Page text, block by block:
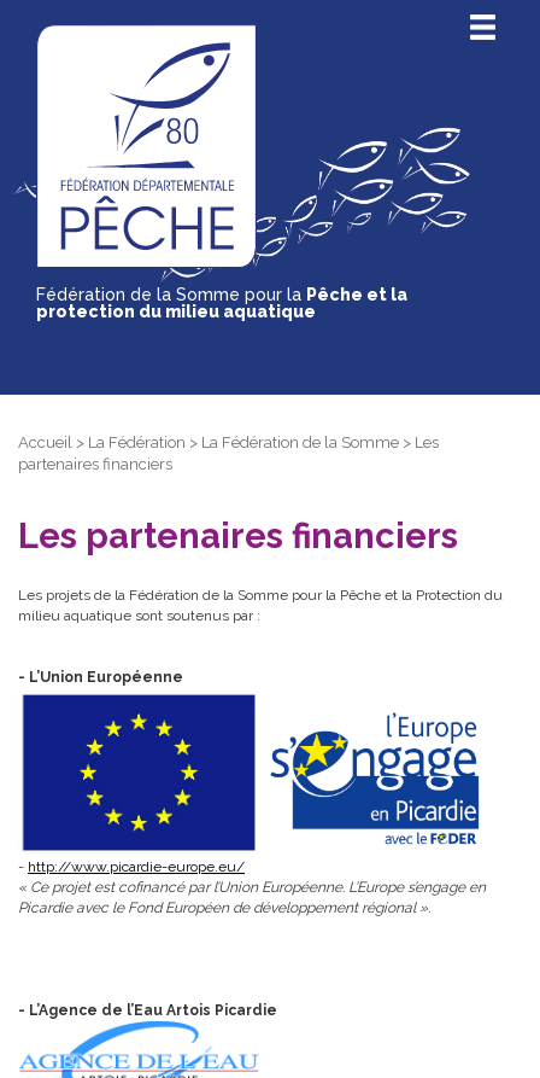
Fédération de la Somme pour la Pêche et la
protection du milieu aquatique
Accueil > La Fédération > La Fédération de la Somme > Les
partenaires financiers
Les partenaires financiers
Les projets de la Fédération de la Somme pour la Pêche et la Protection du
milieu aquatique sont soutenus par :
- L’Union Européenne
- http://www.picardie-europe.eu/
« Ce projet est cofinancé par l’Union Européenne. L’Europe s’engage en
Picardie avec le Fond Européen de développement régional ».
- L’Agence de l’Eau Artois Picardie